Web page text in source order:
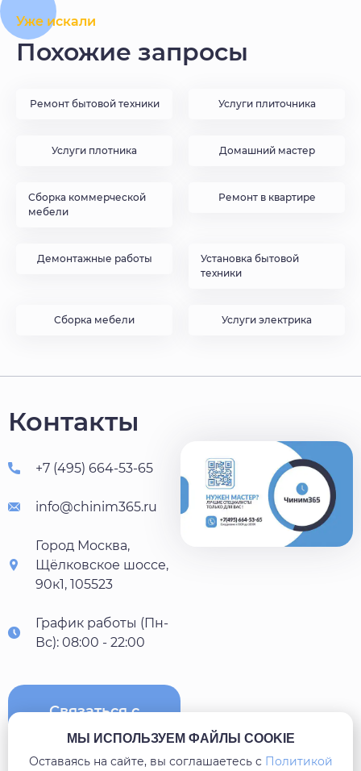
Уже искали
Похожие запросы
Ремонт бытовой техники Услуги плиточника
Услуги плотника Домашний мастер
Сборка коммерческой
мебели
Ремонт в квартире
Демонтажные работы
Установка бытовой
техники
Сборка мебели Услуги электрика
Контакты
+7 (495) 664-53-65
info@chinim365.ru
Город Москва,
Щёлковское шоссе,
90к1, 105523
График работы (Пн-
Вс): 08:00 - 22:00
Связаться с
МЫ ИСПОЛЬЗУЕМ ФАЙЛЫ COOKIE
Оставаясь на сайте, вы соглашаетесь c Политикой